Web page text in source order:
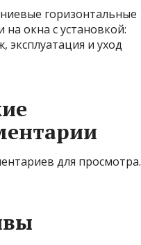
горизонтальные
на окна с установкой:
эксплуатация и уход
для просмотра.